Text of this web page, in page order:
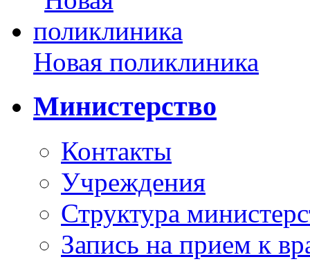
Новая поликлиника
Министерство
Контакты
Учреждения
Структура
Запись на прием к